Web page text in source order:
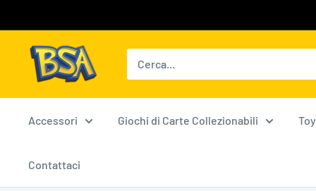
al
contenuto
BSA
Carte
Collezionabili
Accessori Giochi di Carte Collezionabili
Contattaci